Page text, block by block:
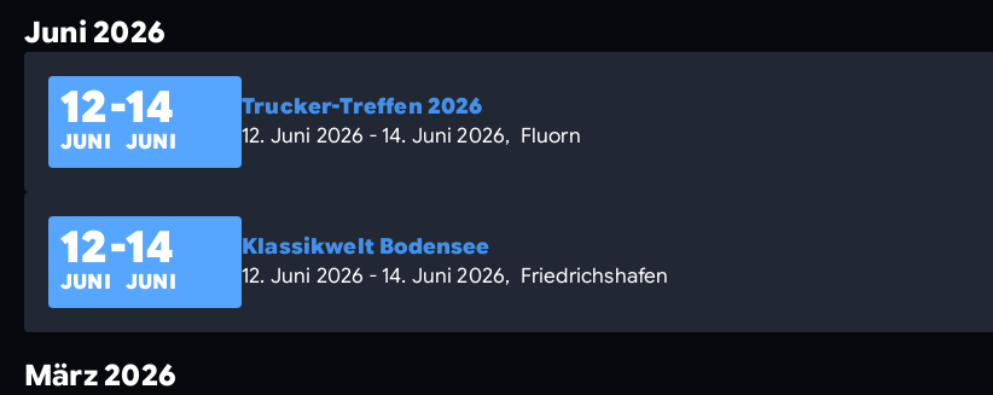
Juni 2026
12
JUNI
-14
JUNI
Trucker-Treffen 2026
12. Juni 2026 - 14. Juni 2026, Fluorn
12
JUNI
-14
JUNI
Klassikwelt Bodensee
12. Juni 2026 - 14. Juni 2026, Friedrichshafen
März 2026